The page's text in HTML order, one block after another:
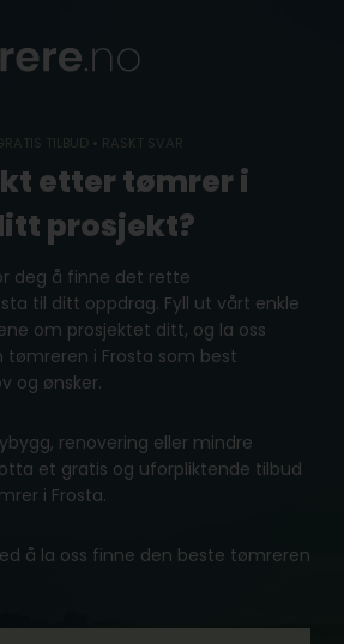
TILBUD • RASKT SVAR
etter tømrer i
prosjekt?
deg å finne det rette
til ditt oppdrag. Fyll ut vårt enkle
om prosjektet ditt, og la oss
tømreren i Frosta som best
og ønsker.
renovering eller mindre
et gratis og uforpliktende tilbud
i Frosta.
å la oss finne den beste tømreren